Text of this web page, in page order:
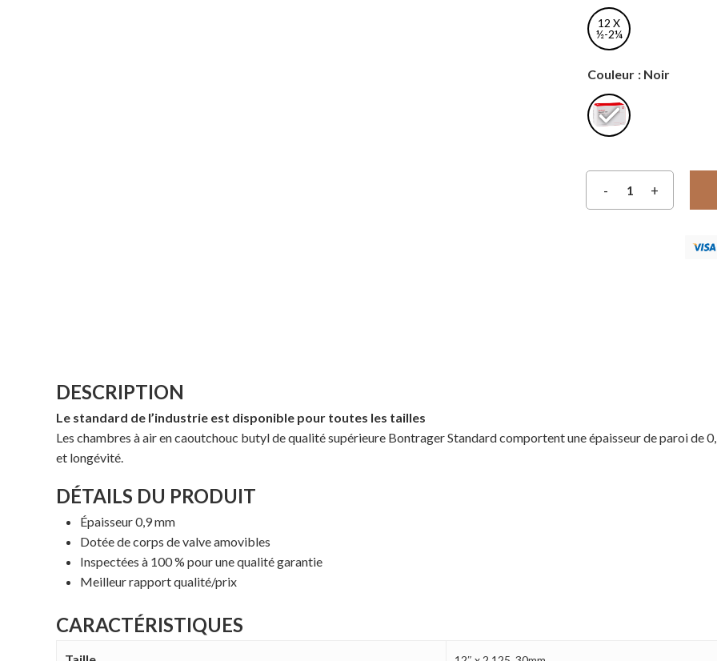
12 X
½-2¼
Couleur : Noir
DESCRIPTION
Le standard de l’industrie est disponible pour toutes les tailles
Les chambres à air en caoutchouc butyl de qualité supérieure Bontrager Standard comportent une épaisseur de paroi de
et longévité.
DÉTAILS DU PRODUIT
Épaisseur 0,9 mm
Dotée de corps de valve amovibles
Inspectées à 100 % pour une qualité garantie
Meilleur rapport qualité/prix
CARACTÉRISTIQUES